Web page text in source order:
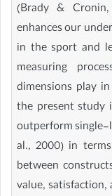
(Brady &
enhances our
in the sport and
measuring
dimensions play
the present study
outperform single-
al., 2000) in
between
value,